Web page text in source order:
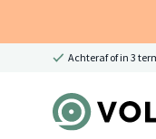
Achteraf of in 3